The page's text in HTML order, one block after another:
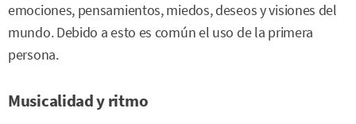
emociones, pensamientos, miedos, deseos y visiones del
mundo. Debido a esto es común el uso de la primera
persona.
Musicalidad y ritmo